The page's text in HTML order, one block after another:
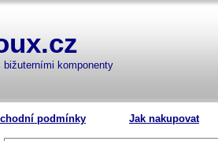
bižuterními komponenty
podmínky Jak nakupovat